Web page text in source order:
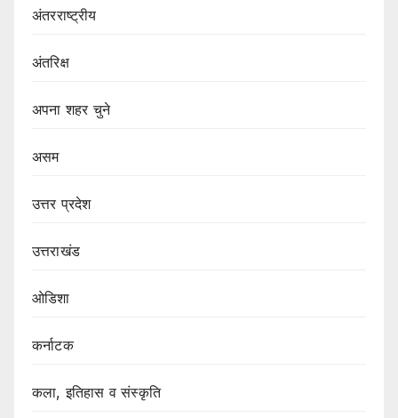
अंतरराष्ट्रीय
अंतरिक्ष
अपना शहर चुने
असम
उत्तर प्रदेश
उत्तराखंड
ओडिशा
कर्नाटक
कला, इतिहास व संस्कृति